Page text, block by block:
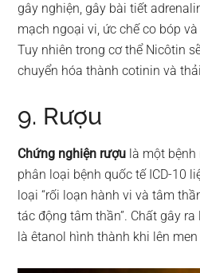
gây nghiện, gây bài tiết
mạch ngoại vi, ức chế co bóp
Tuy nhiên trong cơ thể Nicôtin
chuyển hóa thành cotinin và
9. Rượu
Chứng nghiện rượu là một
phân loại bệnh quốc tế ICD-10
loại “rối loạn hành vi và tâm
tác động tâm thần”. Chất gây
là êtanol hình thành khi lên men